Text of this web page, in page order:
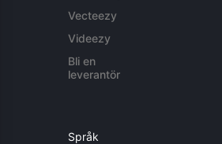
Vecteezy
Videezy
Bli en
leverantör
Språk